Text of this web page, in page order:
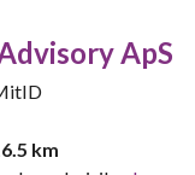
ApS
km